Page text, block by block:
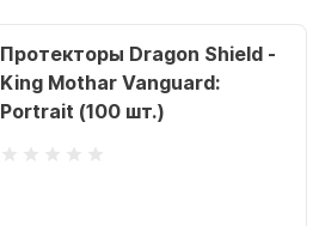
Протекторы Dragon Shield -
King Mothar Vanguard:
Portrait (100 шт.)